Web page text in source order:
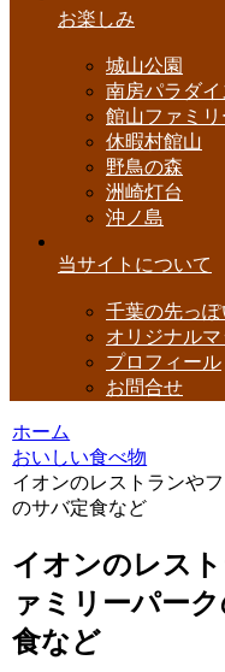
お楽しみ
城山公園
南房パラダ
館山ファミリ
休暇村館山
野鳥の森
洲崎灯台
沖ノ島
当サイトについて
千葉の先っ
オリジナル
プロフィール
お問合せ
ホーム
おいしい食べ物
イオンのレストランや
のサバ定食など
イオンのレス
ァミリーパー
食など